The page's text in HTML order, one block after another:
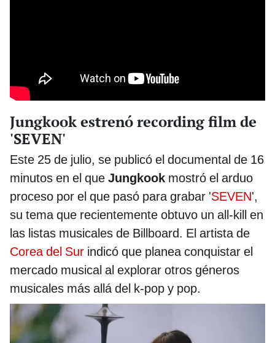
Jungkook estrenó recording film de
'SEVEN'
Este 25 de julio, se publicó el documental de 16
minutos en el que Jungkook mostró el arduo
proceso por el que pasó para grabar 'SEVEN',
su tema que recientemente obtuvo un all-kill en
las listas musicales de Billboard. El artista de
Corea del Sur indicó que planea conquistar el
mercado musical al explorar otros géneros
musicales más allá del k-pop y pop.